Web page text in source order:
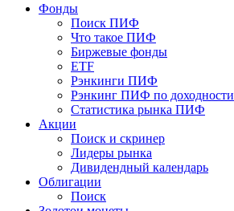
Фонды
Поиск ПИФ
Что такое ПИФ
Биржевые фонды
ETF
Рэнкинги ПИФ
Рэнкинг ПИФ по доходности
Статистика рынка ПИФ
Акции
Поиск и скринер
Лидеры рынка
Дивидендный календарь
Облигации
Поиск